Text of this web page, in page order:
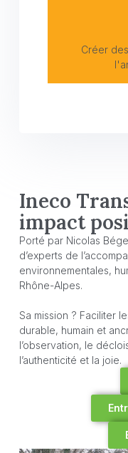
Créer
Ineco
impact
Porté par Nicolas
d’experts de
environnementales,
Rhône-Alpes.
Sa mission ? Faciliter
durable, humain et
l’observation, le
l’authenticité et la joie.